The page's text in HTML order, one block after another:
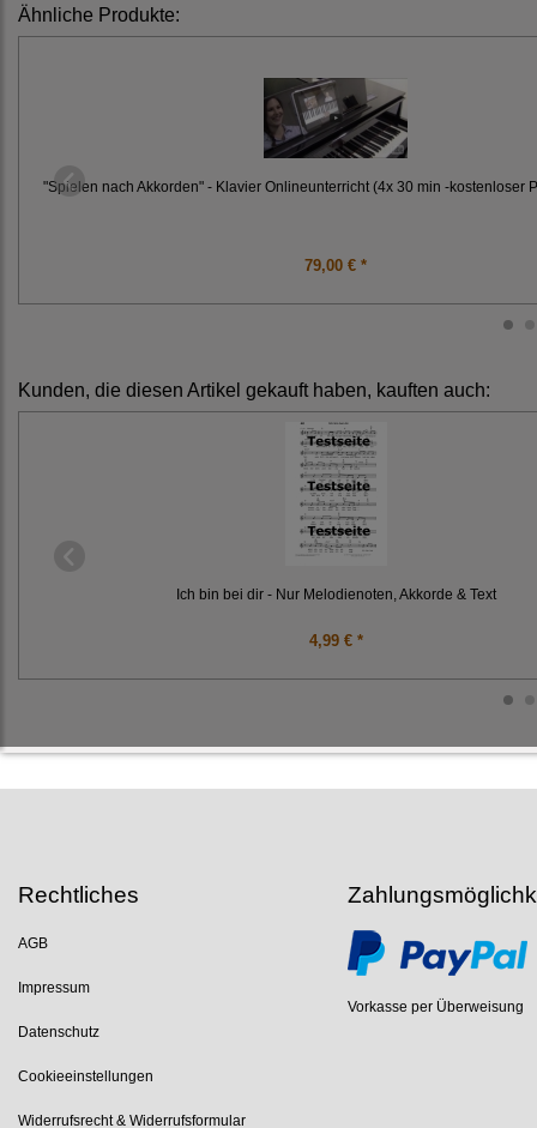
Ähnliche Produkte:
"Spielen nach Akkorden" - Klavier Onlineunterricht (4x 30 min -kostenloser
79,00 € *
Kunden, die diesen Artikel gekauft haben, kauften auch:
Ich bin bei dir - Nur Melodienoten, Akkorde & Text
4,99 € *
Rechtliches
AGB
Impressum
Datenschutz
Cookieeinstellungen
Widerrufsrecht & Widerrufsformular
Vorkasse per Überweisung